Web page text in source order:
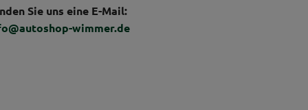
Sie uns eine E-Mail:
wimmer.de